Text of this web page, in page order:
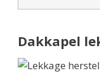
Dakkapel